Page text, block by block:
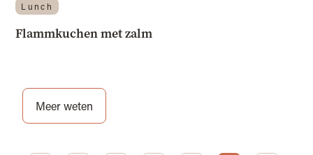
Lunch
Flammkuchen met zalm
Meer weten